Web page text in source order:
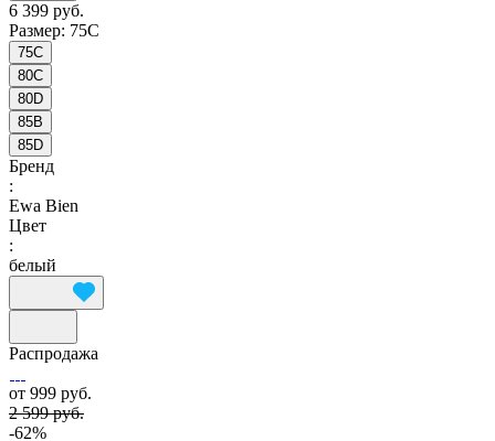
6 399 руб.
Размер: 75C
75C
80C
80D
85B
85D
Бренд
:
Ewa Bien
Цвет
:
белый
Распродажа
от 999 руб.
2 599 руб.
-62%